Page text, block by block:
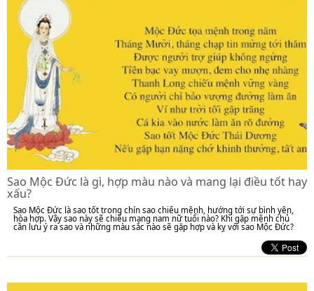
Sao Mộc Đức là gì, hợp màu nào và mang lại điều tốt hay
xấu?
Sao Mộc Đức là sao tốt trong chín sao chiếu mệnh, hướng tới sự bình yên,
hòa hợp. Vậy sao này sẽ chiếu mạng nam nữ tuổi nào? Khi gặp mệnh chủ
cần lưu ý ra sao và những màu sắc nào sẽ gặp hợp và kỵ với sao Mộc Đức?